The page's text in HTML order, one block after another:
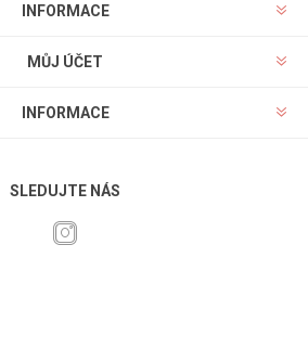
INFORMACE
MŮJ ÚČET
INFORMACE
SLEDUJTE NÁS